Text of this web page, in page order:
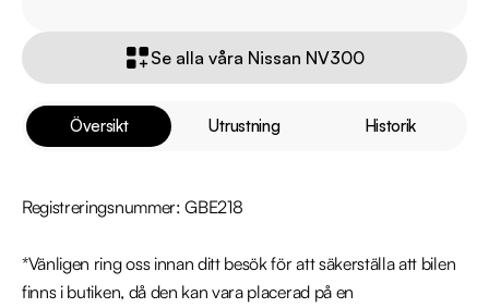
Översikt Utrustning Historik
Registreringsnummer: GBE218
*Vänligen ring oss innan ditt besök för att säkerställa att bilen
finns i butiken, då den kan vara placerad på en
Se alla våra Nissan NV300